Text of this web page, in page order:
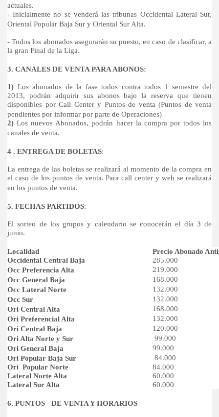
actuales.
- Inicialmente no se venderá las tribunas Occidental Lateral Sur,
Oriental Popular Baja Sur y Oriental Sur Alta.
- Todos los abonados asegurarán su puesto, en caso de clasificar, a
la gran Final de la Liga.
3. CANALES DE VENTA PARA ABONOS:
1) Los abonados de la fase todos contra todos 1 semestre del
2013, podrán adquirir sus abonos bajo la reserva que tienen
disponibles por Call Center y Puntos de venta (Puntos de venta
pendientes por informar por parte de Operaciones)
2)Los nuevos Abonados, podrán hacer la compra por todos los
canales de venta.
4 . ENTREGA DE BOLETAS:
La entrega de las boletas se realizará al momento de la compra en
el caso de los puntos de venta. Para call center y web se realizará
en los puntos de venta.
5. FECHAS PARTIDOS:
El sorteo de los grupos y calendario se conocerán el día 3 de
junio.
Localidad
Precio Abonado
Occidental Central Baja
285.000
Occ Preferencia Alta
219.000
Occ General Baja
168.000
Occ Lateral Norte
132.000
Occ Sur
132.000
Ori Central Alta
168.000
Ori Preferencial Alta
132.000
Ori Central Baja
120.000
Ori Alta Norte y Sur
99.000
Ori General Baja
99.000
Ori Popular Baja Sur
84.000
Ori Popular Norte
84.000
Lateral Norte Alta
60.000
Lateral Sur Alta
60.000
6. PUNTOS DE VENTA Y HORARIOS